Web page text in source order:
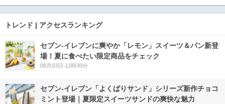
トレンド | アクセスランキング
セブン‐イレブンに爽やか「レモン」スイーツ＆パン新登
場！夏に食べたい限定商品をチェック
08月03日 11時30分
セブン‐イレブン「よくばりサンド」シリーズ新作チョコ
ミント登場｜夏限定スイーツサンドの爽快な魅力